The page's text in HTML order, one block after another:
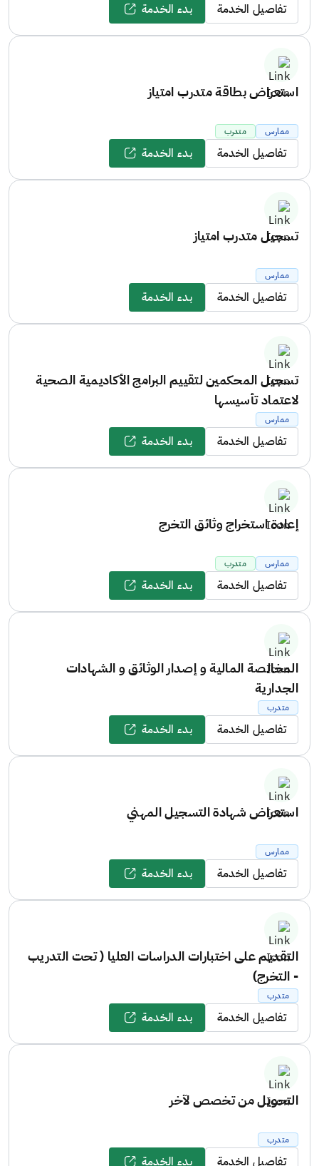
تفاصيل الخدمة بدء الخدمة
استعراض بطاقة متدرب امتياز
ممارس متدرب
تفاصيل الخدمة بدء الخدمة
تسجيل متدرب امتياز
ممارس
تفاصيل الخدمة بدء الخدمة
تسجيل المحكمين لتقييم البرامج الأكاديمية الصحية
لاعتماد تأسيسها
ممارس
تفاصيل الخدمة بدء الخدمة
إعادة استخراج وثائق التخرج
ممارس متدرب
تفاصيل الخدمة بدء الخدمة
المخالصة المالية و إصدار الوثائق و الشهادات
الجدارية
متدرب
تفاصيل الخدمة بدء الخدمة
استعراض شهادة التسجيل المهني
ممارس
تفاصيل الخدمة بدء الخدمة
التقديم على اختبارات الدراسات العليا ( تحت التدريب
- التخرج)
متدرب
تفاصيل الخدمة بدء الخدمة
التحويل من تخصص لآخر
متدرب
تفاصيل الخدمة بدء الخدمة